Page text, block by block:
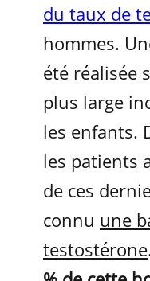
du taux de
hommes.
été réalisée
plus large
les enfants.
les patients
de ces
connu une
testostérone